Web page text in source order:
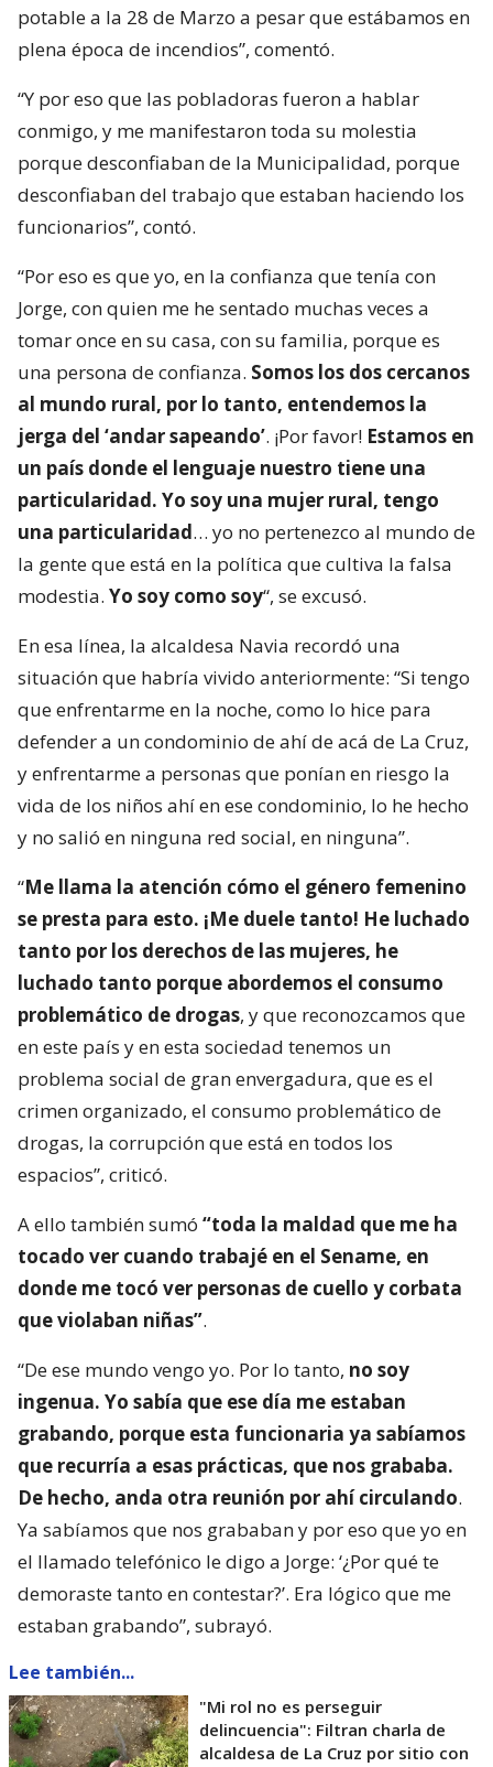
potable a la 28 de Marzo a pesar que estábamos en
plena época de incendios”, comentó.
“Y por eso que las pobladoras fueron a hablar
conmigo, y me manifestaron toda su molestia
porque desconfiaban de la Municipalidad, porque
desconfiaban del trabajo que estaban haciendo los
funcionarios”, contó.
“Por eso es que yo, en la confianza que tenía con
Jorge, con quien me he sentado muchas veces a
tomar once en su casa, con su familia, porque es
una persona de confianza. Somos los dos cercanos
al mundo rural, por lo tanto, entendemos la
jerga del ‘andar sapeando’. ¡Por favor! Estamos en
un país donde el lenguaje nuestro tiene una
particularidad. Yo soy una mujer rural, tengo
una particularidad… yo no pertenezco al mundo de
la gente que está en la política que cultiva la falsa
modestia. Yo soy como soy“, se excusó.
En esa línea, la alcaldesa Navia recordó una
situación que habría vivido anteriormente: “Si tengo
que enfrentarme en la noche, como lo hice para
defender a un condominio de ahí de acá de La Cruz,
y enfrentarme a personas que ponían en riesgo la
vida de los niños ahí en ese condominio, lo he hecho
y no salió en ninguna red social, en ninguna”.
“Me llama la atención cómo el género femenino
se presta para esto. ¡Me duele tanto! He luchado
tanto por los derechos de las mujeres, he
luchado tanto porque abordemos el consumo
problemático de drogas, y que reconozcamos que
en este país y en esta sociedad tenemos un
problema social de gran envergadura, que es el
crimen organizado, el consumo problemático de
drogas, la corrupción que está en todos los
espacios”, criticó.
A ello también sumó “toda la maldad que me ha
tocado ver cuando trabajé en el Sename, en
donde me tocó ver personas de cuello y corbata
que violaban niñas”.
“De ese mundo vengo yo. Por lo tanto, no soy
ingenua. Yo sabía que ese día me estaban
grabando, porque esta funcionaria ya sabíamos
que recurría a esas prácticas, que nos grababa.
De hecho, anda otra reunión por ahí circulando.
Ya sabíamos que nos grababan y por eso que yo en
el llamado telefónico le digo a Jorge: ‘¿Por qué te
demoraste tanto en contestar?’. Era lógico que me
estaban grabando”, subrayó.
Lee también...
"Mi rol no es perseguir
delincuencia": Filtran charla de
alcaldesa de La Cruz por sitio con